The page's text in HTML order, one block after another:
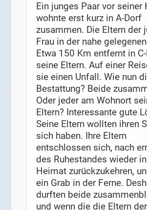
Ein junges Paar vor seiner
wohnte erst kurz in A-Dorf
zusammen. Die Eltern der
Frau in der nahe
Etwa 150 Km entfernt in
seine Eltern. Auf einer
sie einen Unfall. Wie nun
Bestattung? Beide
Oder jeder am Wohnort
Eltern? Interessante gute
Seine Eltern wollten ihren
sich haben. Ihre Eltern
entschlossen sich, nach
des Ruhestandes wieder
Heimat zurückzukehren,
ein Grab in der Ferne.
durften beide
und wenn die die Eltern